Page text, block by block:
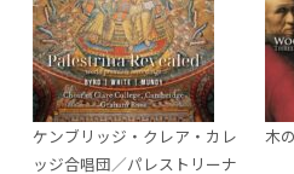
ケンブリッジ・クレア・カレ
ッジ合唱団／パレストリーナ
木